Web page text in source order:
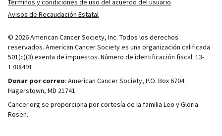
Términos y condiciones de uso del acuerdo del usuario
Avisos de Recaudación Estatal
© 2026 American Cancer Society, Inc. Todos los derechos
reservados. American Cancer Society es una organización calificada
501(c)(3) exenta de impuestos. Número de identificación fiscal: 13-
1788491.
Donar por correo: American Cancer Society, P.O. Box 6704.
Hagerstown, MD 21741
Cancer.org se proporciona por cortesía de la familia Leo y Gloria
Rosen.